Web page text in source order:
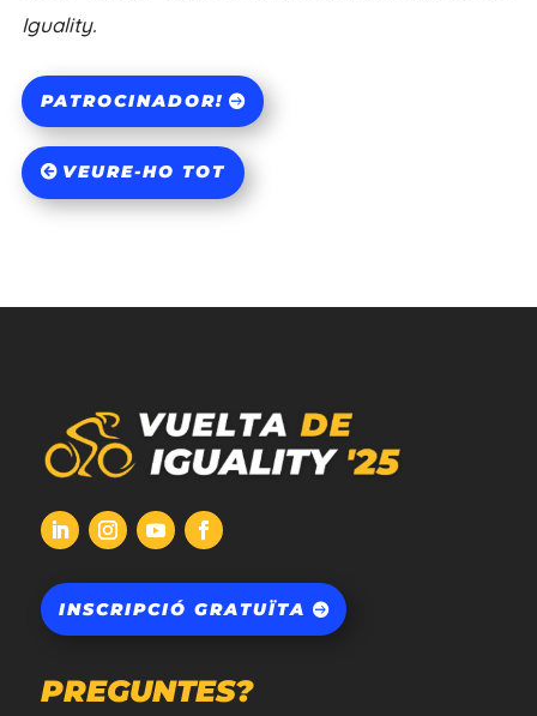
Iguality.
PATROCINADOR!
VEURE-HO TOT
INSCRIPCIÓ GRATUÏTA
PREGUNTES?